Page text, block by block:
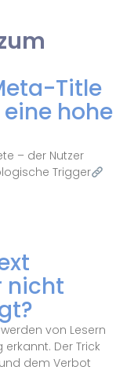
Title
hohe
– der Nutzer
Trigger
nicht
von Lesern
Der Trick
dem Verbot